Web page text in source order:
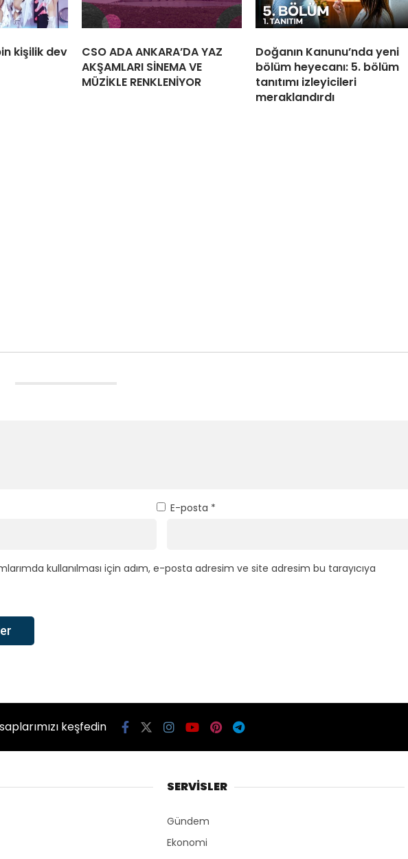
kişilik dev
CSO ADA ANKARA’DA YAZ
AKŞAMLARI SİNEMA VE
MÜZİKLE RENKLENİYOR
Doğanın Kanunu’nda yeni
bölüm heyecanı: 5. bölüm
tanıtımı izleyicileri
meraklandırdı
E-posta *
kullanılması için adım, e-posta adresim ve site adresim bu tarayıcıya
keşfedin
SERVİSLER
Gündem
Ekonomi